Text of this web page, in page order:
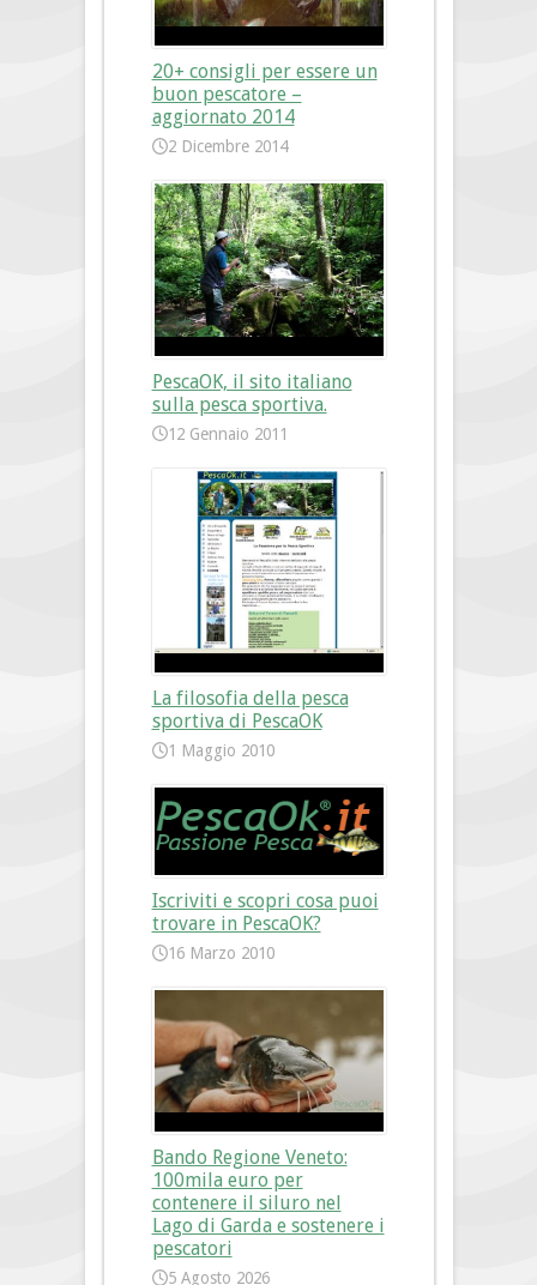
20+ consigli per essere un
buon pescatore –
aggiornato 2014
2 Dicembre 2014
PescaOK, il sito italiano
sulla pesca sportiva.
12 Gennaio 2011
La filosofia della pesca
sportiva di PescaOK
1 Maggio 2010
Iscriviti e scopri cosa puoi
trovare in PescaOK?
16 Marzo 2010
Bando Regione Veneto:
100mila euro per
contenere il siluro nel
Lago di Garda e sostenere i
pescatori
5 Agosto 2026